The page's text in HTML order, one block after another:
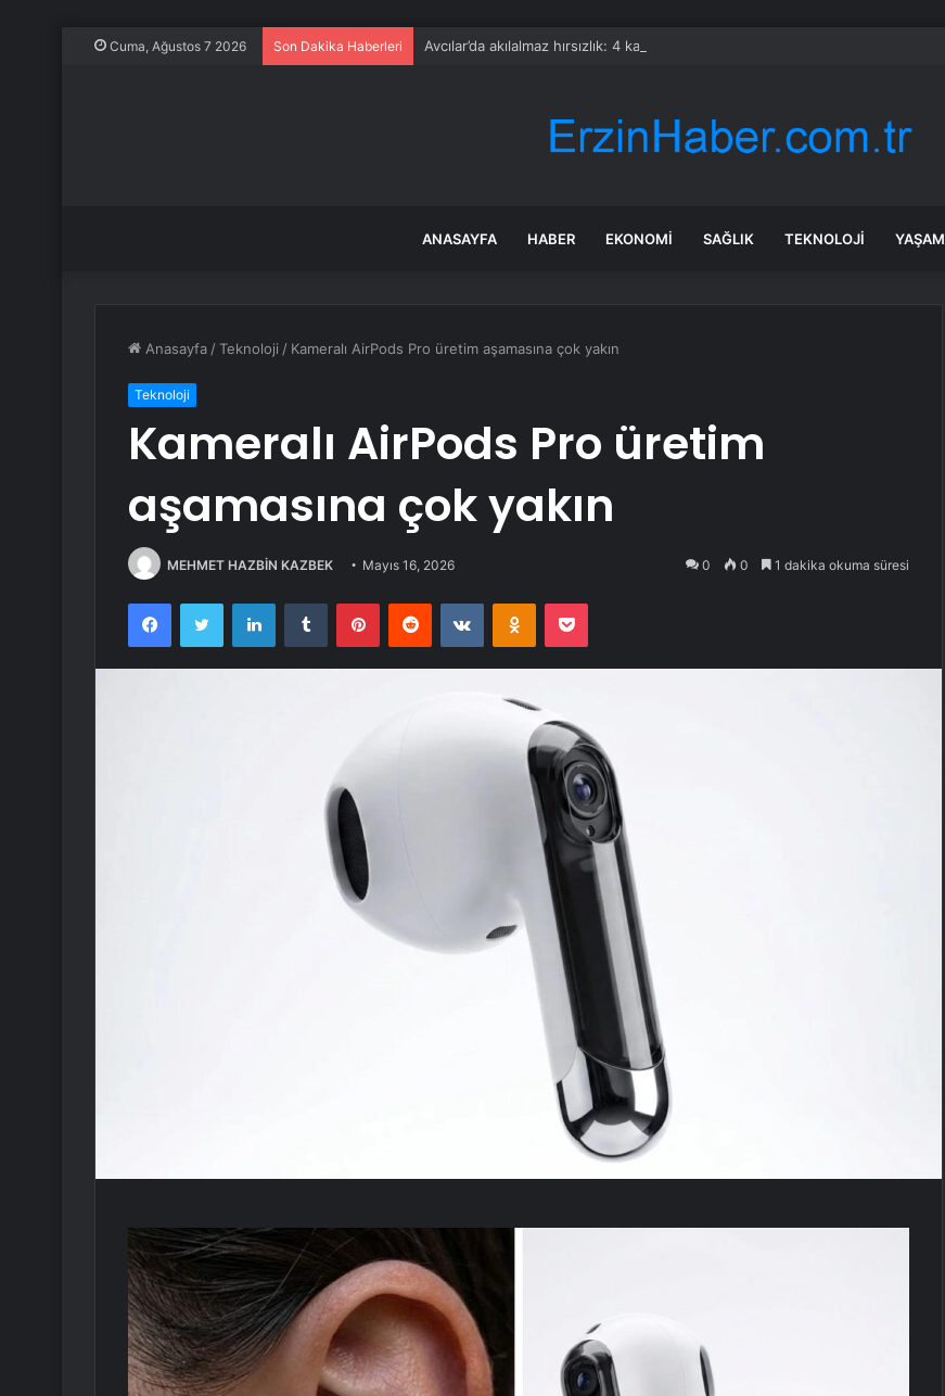
Cuma, Ağustos 7 2026 Son Dakika Haberleri Avcılar’da akılalmaz hırsızlık: 4 kadın 100 kiloluk buzdolabını böyle çaldı
ANASAYFA HABER EKONOMI SAĞLIK TEKNOLOJI YAŞAM
Anasayfa /Teknoloji / Kameralı AirPods Pro üretim aşamasına çok yakın
Teknoloji
Kameralı AirPods Pro üretim
aşamasına çok yakın
MEHMET HAZBİN KAZBEK Mayıs 16, 2026 0 0 1 dakika okuma süresi
FacebookTwitter LinkedInTumblr PinterestReddit VKontakteOdnoklassniki
Pocket